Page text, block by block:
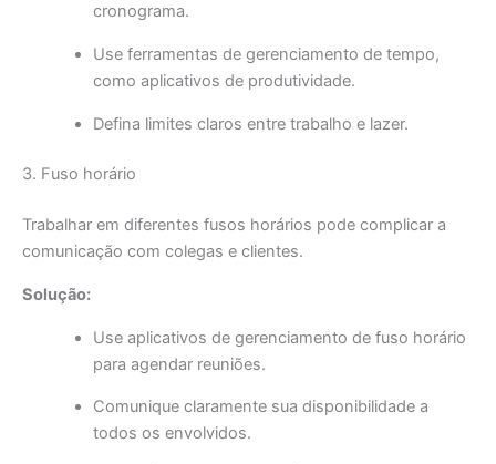
cronograma.
Use ferramentas de gerenciamento de tempo,
como aplicativos de produtividade.
Defina limites claros entre trabalho e lazer.
3. Fuso horário
Trabalhar em diferentes fusos horários pode complicar a
comunicação com colegas e clientes.
Solução:
Use aplicativos de gerenciamento de fuso horário
para agendar reuniões.
Comunique claramente sua disponibilidade a
todos os envolvidos.